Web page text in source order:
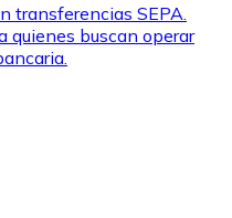
transferencias SEPA.
quienes buscan operar